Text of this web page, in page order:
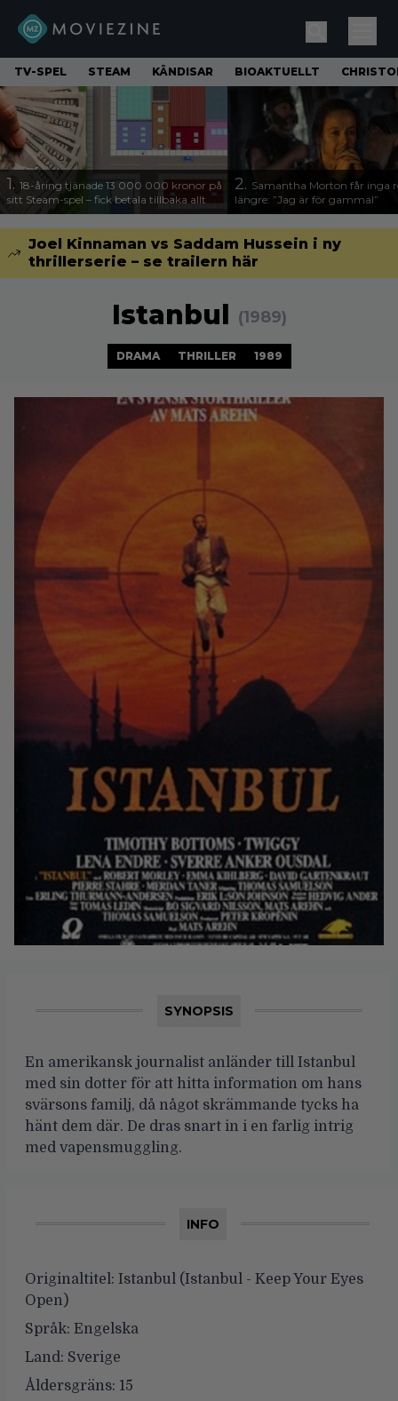
TV-SPEL STEAM KÄNDISAR BIOAKTUELLT
1. 18-åring tjänade 13 000 000 kronor på
sitt Steam-spel – fick betala tillbaka allt
2. Samantha Morton får inga
längre: ”Jag är för gammal”
Joel Kinnaman vs Saddam Hussein i ny
thrillerserie – se trailern här
Istanbul (1989)
DRAMA THRILLER 1989
SYNOPSIS
En amerikansk journalist anländer till Istanbul
med sin dotter för att hitta information om hans
svärsons familj, då något skrämmande tycks ha
hänt dem där. De dras snart in i en farlig intrig
med vapensmuggling.
INFO
Originaltitel: Istanbul (Istanbul - Keep Your Eyes
Open)
Språk: Engelska
Land: Sverige
Åldersgräns: 15